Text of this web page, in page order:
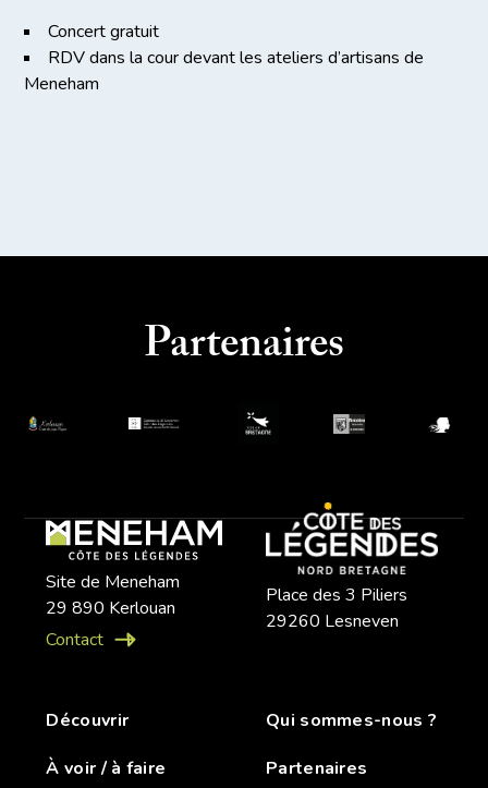
Concert gratuit
RDV dans la cour devant les ateliers d’artisans de
Meneham
Partenaires
Site de Meneham
29 890 Kerlouan
Contact
Place des 3 Piliers
29260 Lesneven
Découvrir
À voir / à faire
Qui sommes-nous ?
Partenaires